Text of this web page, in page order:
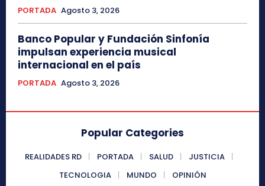
PORTADA Agosto 3, 2026
Banco Popular y Fundación Sinfonía
impulsan experiencia musical
internacional en el país
PORTADA Agosto 3, 2026
Popular Categories
REALIDADES RD PORTADA SALUD
JUSTICIA
TECNOLOGIA
MUNDO OPINIÓN